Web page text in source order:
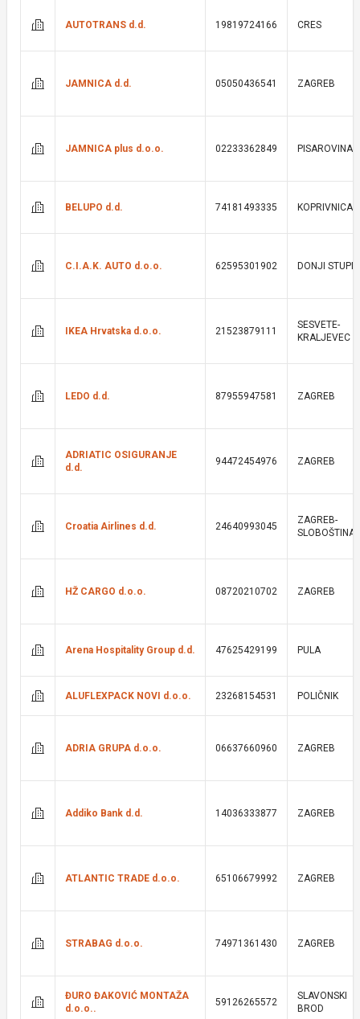
AUTOTRANS d.d. 19819724166 CRES
JAMNICA d.d. 05050436541 ZAGREB
JAMNICA plus d.o.o. 02233362849 PISAROVINA
BELUPO d.d. 74181493335 KOPRIVNICA
C.I.A.K. AUTO d.o.o. 62595301902 DONJI
IKEA Hrvatska d.o.o. 21523879111
SESVETE-
KRALJEVEC
LEDO d.d. 87955947581 ZAGREB
ADRIATIC OSIGURANJE
d.d.
94472454976 ZAGREB
Croatia Airlines d.d. 24640993045
ZAGREB-
SLOBOŠTINA
HŽ CARGO d.o.o. 08720210702 ZAGREB
Arena Hospitality Group d.d. 47625429199 PULA
ALUFLEXPACK NOVI d.o.o. 23268154531 POLIČNIK
ADRIA GRUPA d.o.o. 06637660960 ZAGREB
Addiko Bank d.d. 14036333877 ZAGREB
ATLANTIC TRADE d.o.o. 65106679992 ZAGREB
STRABAG d.o.o. 74971361430 ZAGREB
ĐURO ĐAKOVIĆ MONTAŽA
d.o.o..
59126265572
SLAVONSKI
BROD